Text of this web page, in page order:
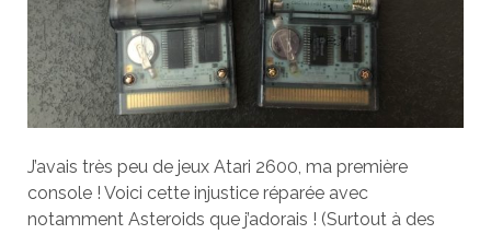
J’avais très peu de jeux Atari 2600, ma première
console ! Voici cette injustice réparée avec
notamment Asteroids que j’adorais ! (Surtout à des